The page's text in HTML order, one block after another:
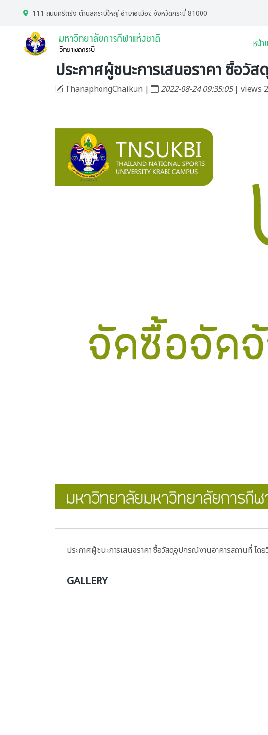
111 ถนนศรีตรัง ตำบลกระบี่ใหญ่ อำเภอเมือง จังหวัดกระบี่ 81000
หน้า
ประกาศผู้ชนะการเสนอราคา ซื้อวั
ThanaphongChaikun | 2022-08-24 09:35:05 | views
ประกาศผู้ชนะการเสนอราคา ซื้อวัสดุอุปกรณ์งานอาคารสถานที่ โดยวิ
GALLERY